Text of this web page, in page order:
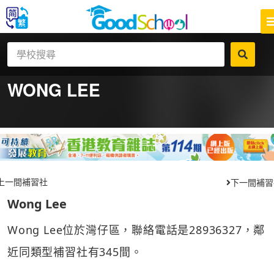
WONG LEE
一間補習社 下一間補
Wong Lee
Wong Lee位於灣仔區，聯絡電話是28936327，鄰
近同類型補習社有345間。